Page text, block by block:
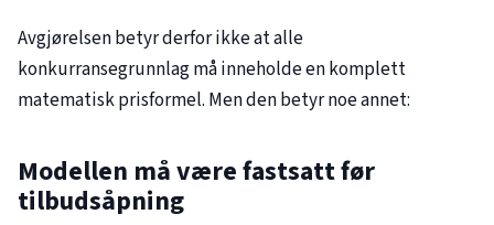
Avgjørelsen betyr derfor ikke at alle
konkurransegrunnlag må inneholde en komplett
matematisk prisformel. Men den betyr noe annet:
Modellen må være fastsatt før
tilbudsåpning